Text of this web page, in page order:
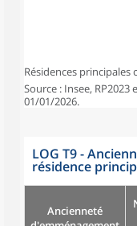
Résidences
Source : Insee,
01/01/2026.
LOG T9 -
résidence
Ancienneté